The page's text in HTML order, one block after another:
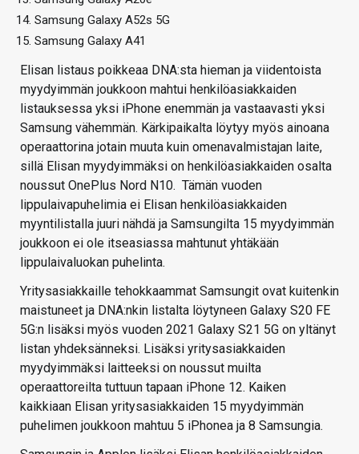
Samsung Galaxy A52s 5G
Samsung Galaxy A41
Elisan listaus poikkeaa DNA:sta hieman ja viidentoista
myydyimmän joukkoon mahtui henkilöasiakkaiden
listauksessa yksi iPhone enemmän ja vastaavasti yksi
Samsung vähemmän. Kärkipaikalta löytyy myös ainoana
operaattorina jotain muuta kuin omenavalmistajan laite,
sillä Elisan myydyimmäksi on henkilöasiakkaiden osalta
noussut OnePlus Nord N10. Tämän vuoden
lippulaivapuhelimia ei Elisan henkilöasiakkaiden
myyntilistalla juuri nähdä ja Samsungilta 15 myydyimmän
joukkoon ei ole itseasiassa mahtunut yhtäkään
lippulaivaluokan puhelinta.
Yritysasiakkaille tehokkaammat Samsungit ovat kuitenkin
maistuneet ja DNA:nkin listalta löytyneen Galaxy S20 FE
5G:n lisäksi myös vuoden 2021 Galaxy S21 5G on yltänyt
listan yhdeksänneksi. Lisäksi yritysasiakkaiden
myydyimmäksi laitteeksi on noussut muilta
operaattoreilta tuttuun tapaan iPhone 12. Kaiken
kaikkiaan Elisan yritysasiakkaiden 15 myydyimmän
puhelimen joukkoon mahtuu 5 iPhonea ja 8 Samsungia.